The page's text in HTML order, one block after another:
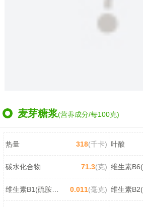
麦芽糖浆(营养成分/每100克)
热量 318(千卡) 叶酸
碳水化合物 71.3(克)
维生素B1(硫胺素) 0.011(毫克)